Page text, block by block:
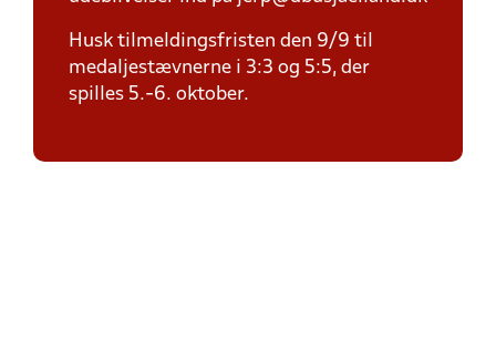
Husk tilmeldingsfristen den 9/9 til
medaljestævnerne i 3:3 og 5:5, der
spilles 5.-6. oktober.